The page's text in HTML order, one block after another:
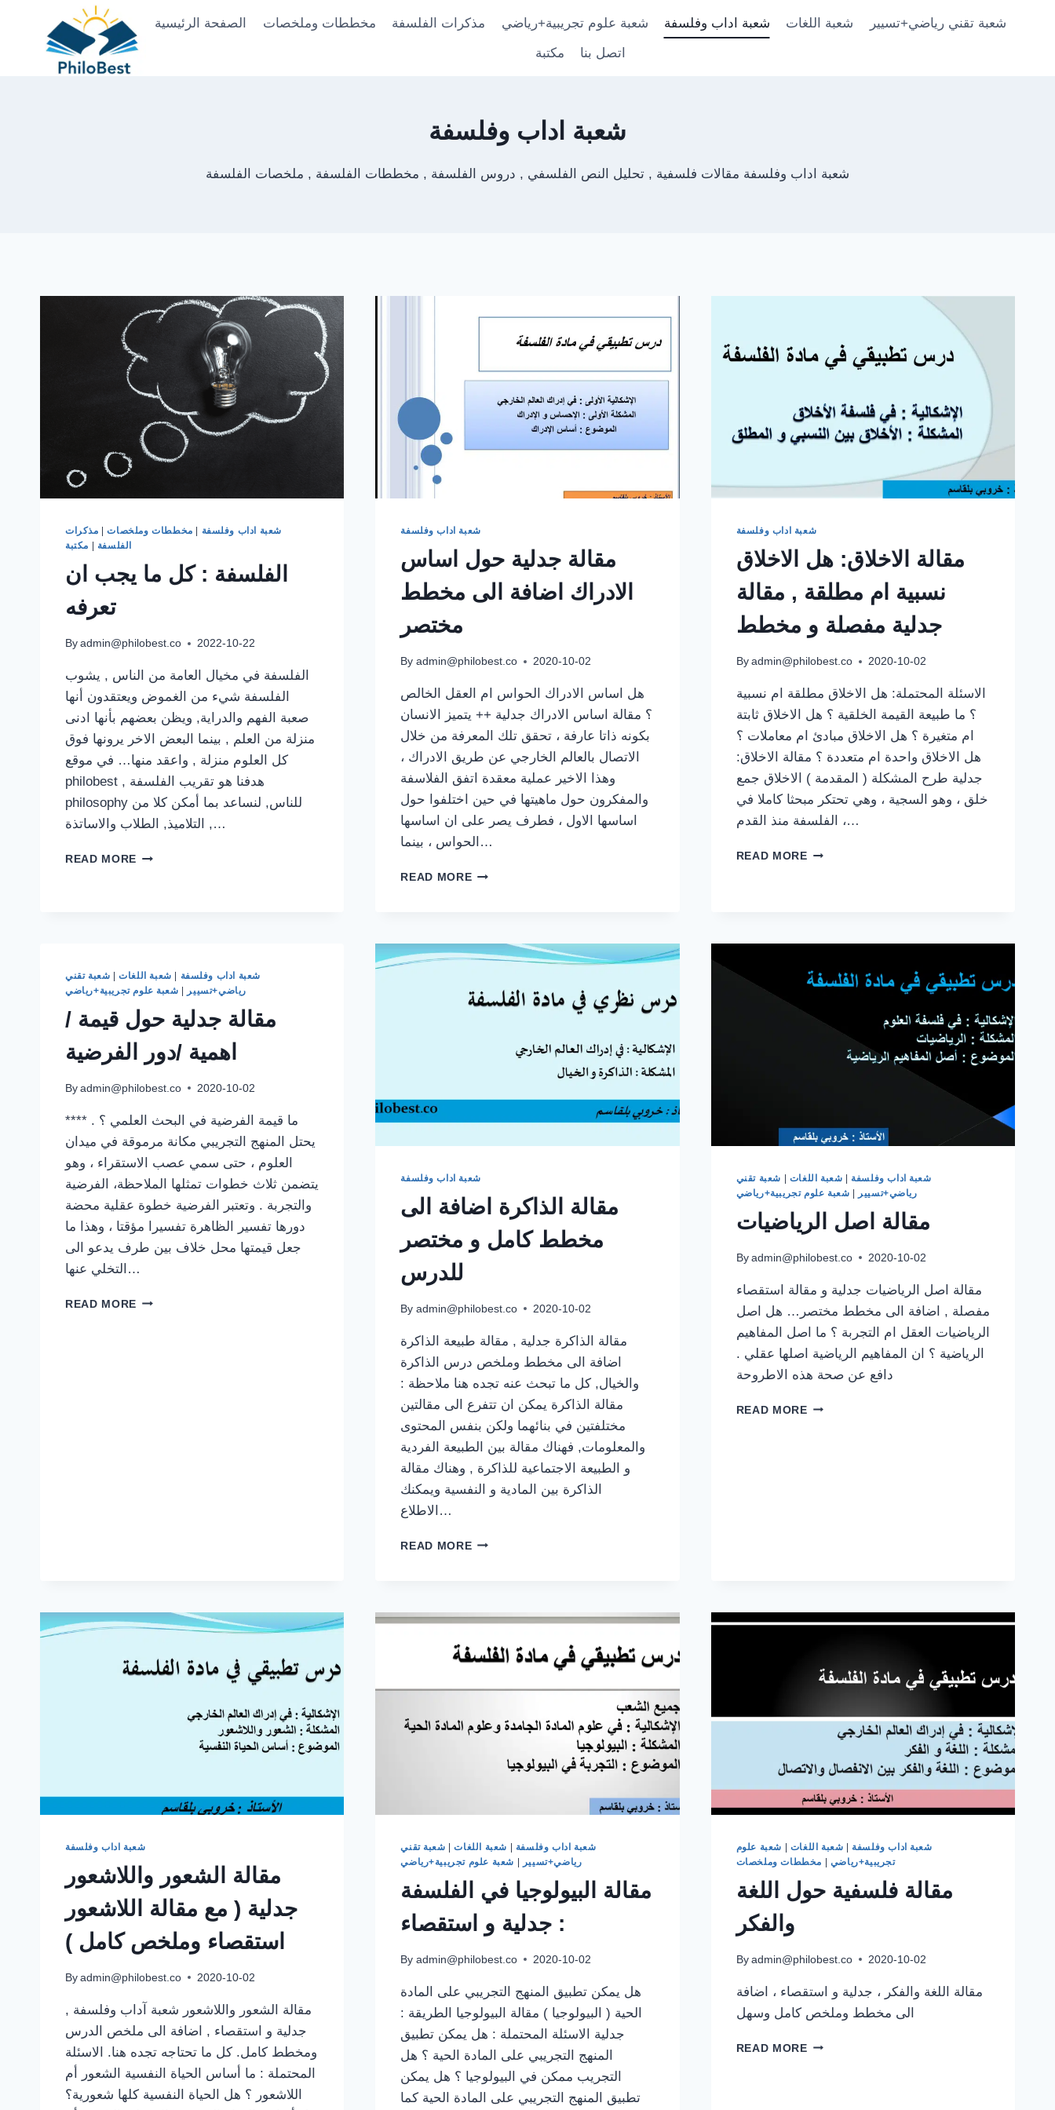
الصفحة الرئيسية مخططات وملخصات مذكرات الفلسفة شعبة علوم تجريبية+رياضي شعبة اداب وفلسفة شعبة اللغات شعبة تقني رياضي+تسيير
مكتبة اتصل بنا
شعبة اداب وفلسفة
شعبة اداب وفلسفة مقالات فلسفية , تحليل النص الفلسفي , دروس الفلسفة , مخططات الفلسفة , ملخصات الفلسفة
شعبة اداب وفلسفة مخططات وملخصات| مذكرات
الفلسفة
مكتبة
الفلسفة : كل ما يجب ان
تعرفه
By admin@philobest.co 2022-10-22
الفلسفة في مخيال العامة من الناس , يشوب
الفلسفة شيء من الغموض ويعتقدون أنها
صعبة الفهم والدراية, ويظن بعضهم بأنها ادنى
منزلة من العلم , بينما البعض الاخر يرونها فوق
كل العلوم منزلة , واعقد منها… في موقع
philobest , هدفنا هو تقريب الفلسفة
philosophy للناس, لنساعد بما أمكن كلا من
التلاميذ, الطلاب والاساتذة ,…
READ MORE الفلسفة
شعبة اداب وفلسفة
مقالة جدلية حول اساس
الادراك اضافة الى مخطط
مختصر
By admin@philobest.co 2020-10-02
هل اساس الادراك الحواس ام العقل الخالص
؟ مقالة اساس الادراك جدلية ++ يتميز الانسان
بكونه ذاتا عارفة ، تحقق تلك المعرفة من خلال
الاتصال بالعالم الخارجي عن طريق الادراك ،
وهذا الاخير عملية معقدة اتفق الفلاسفة
والمفكرون حول ماهيتها في حين اختلفوا حول
اساسها الاول ، فطرف يصر على ان اساسها
الحواس ، بينما…
READ MOREمقالة
اضافة
مخطط
مختصر
شعبة اداب وفلسفة
مقالة الاخلاق: هل الاخلاق
نسبية ام مطلقة , مقالة
جدلية مفصلة و مخطط
By admin@philobest.co 2020-10-02
الاسئلة المحتملة: هل الاخلاق مطلقة ام نسبية
؟ ما طبيعة القيمة الخلقية ؟ هل الاخلاق ثابتة
ام متغيرة ؟ هل الاخلاق مبادئ ام معاملات ؟
هل الاخلاق واحدة ام متعددة ؟ مقالة الاخلاق:
جدلية طرح المشكلة ( المقدمة ) الاخلاق جمع
خلق ، وهو السجية ، وهي تحتكر مبحثا كاملا في
الفلسفة منذ القدم ،…
READ MOREمقالة
مقالة
مفصلة
شعبة اداب وفلسفة شعبة اللغات| شعبة تقني
رياضي+تسيير
شعبة علوم تجريبية+رياضي
مقالة جدلية حول قيمة /
اهمية /دور الفرضية
By admin@philobest.co 2020-10-02
**** ما قيمة الفرضية في البحث العلمي ؟ .
يحتل المنهج التجريبي مكانة مرموقة في ميدان
العلوم ، حتى سمي عصب الاستقراء ، وهو
يتضمن ثلاث خطوات تمثلها الملاحظة، الفرضية
والتجربة . وتعتبر الفرضية خطوة عقلية محضة
دورها تفسير الظاهرة تفسيرا مؤقتا ، وهذا ما
جعل قيمتها محل خلاف بين طرف يدعو الى
التخلي عنها…
READ MORE مقالة
شعبة اداب وفلسفة
مقالة الذاكرة اضافة الى
مخطط كامل و مختصر
للدرس
By admin@philobest.co 2020-10-02
مقالة الذاكرة جدلية , مقالة طبيعة الذاكرة
اضافة الى مخطط وملخص درس الذاكرة
والخيال, كل ما تبحث عنه تجده هنا ملاحظة :
مقالة الذاكرة يمكن ان تتفرع الى مقالتين
مختلفتين في بنائهما ولكن بنفس المحتوى
والمعلومات, فهناك مقالة بين الطبيعة الفردية
و الطبيعة الاجتماعية للذاكرة , وهناك مقالة
الذاكرة بين المادية و النفسية ويمكنك
الاطلاع…
READ MOREمقالة
كامل
مختصر
شعبة اداب وفلسفة شعبة اللغات
شعبة تقني
رياضي+تسيير
شعبة علوم تجريبية+رياضي
مقالة اصل الرياضيات
By admin@philobest.co 2020-10-02
مقالة اصل الرياضيات جدلية و مقالة استقصاء
مفصلة , اضافة الى مخطط مختصر… هل اصل
الرياضيات العقل ام التجربة ؟ ما اصل المفاهيم
الرياضية ؟ ان المفاهيم الرياضية اصلها عقلي .
دافع عن صحة هذه الاطروحة
READ MOREمقالة
شعبة اداب وفلسفة
مقالة الشعور واللاشعور
جدلية ( مع مقالة اللاشعور
استقصاء وملخص كامل )
By admin@philobest.co 2020-10-02
مقالة الشعور واللاشعور شعبة آداب وفلسفة ,
جدلية و استقصاء , اضافة الى ملخص الدرس
ومخطط كامل. كل ما تحتاجه تجده هنا. الاسئلة
المحتملة : ما أساس الحياة النفسية الشعور أم
اللاشعور ؟ هل الحياة النفسية كلها شعورية؟
شعبة اداب وفلسفة شعبة اللغات| شعبة تقني
رياضي+تسيير
شعبة علوم تجريبية+رياضي
مقالة البيولوجيا في الفلسفة
: جدلية و استقصاء
By admin@philobest.co 2020-10-02
هل يمكن تطبيق المنهج التجريبي على المادة
الحية ( البيولوجيا ) مقالة البيولوجيا الطريقة :
جدلية الاسئلة المحتملة : هل يمكن تطبيق
المنهج التجريبي على المادة الحية ؟ هل
التجريب ممكن في البيولوجيا ؟ هل يمكن
تطبيق المنهج التجريبي على المادة الحية كما
شعبة اداب وفلسفة شعبة اللغات
شعبة علوم
تجريبية+رياضي
مخططات وملخصات
مقالة فلسفية حول اللغة
والفكر
By admin@philobest.co 2020-10-02
مقالة اللغة والفكر ، جدلية و استقصاء ، اضافة
الى مخطط وملخص كامل وسهل
READ MOREمقالة